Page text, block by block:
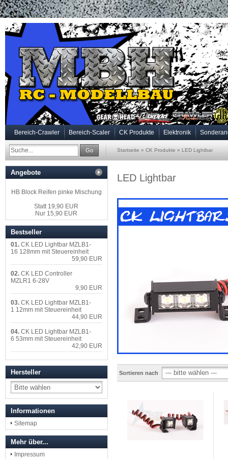
Bereich-Crawler Bereich-Scaler CK Produkte Elektronik
Go Startseite » CK Produkte » LED Lightbar
LED Lightbar
Sortieren nach
Angebote
HB Block Reifen pinke Mischung
Statt 19,90 EUR
Nur 15,90 EUR
Bestseller
01. CK LED Lightbar MZLB1-
16 128mm mit Steuereinheit
59,90 EUR
02. CK LED Controller
MZLR1 6-28V
9,90 EUR
03. CK LED Lightbar MZLB1-
1 12mm mit Steuereinheit
44,90 EUR
04. CK LED Lightbar MZLB1-
6 53mm mit Steuereinheit
42,90 EUR
Hersteller
Informationen
Sitemap
Mehr über...
Impressum